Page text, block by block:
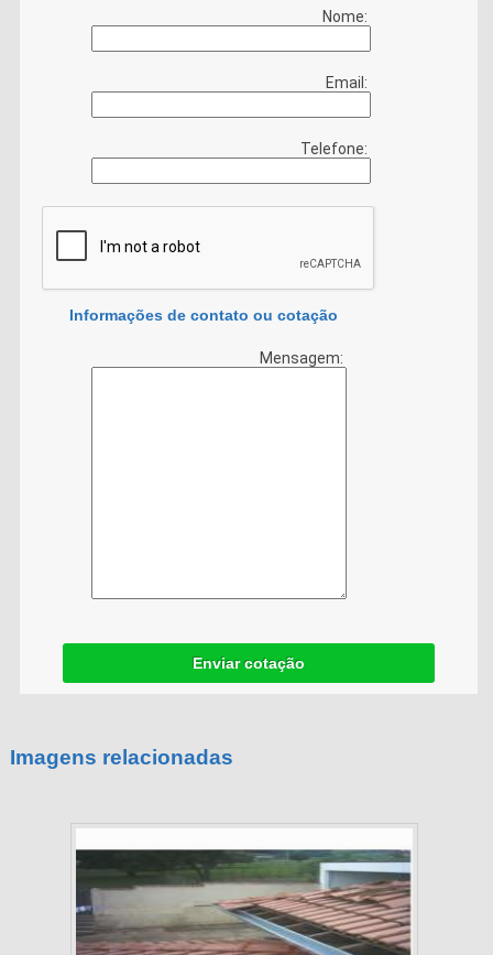
Nome:
Email:
Telefone:
Informações de contato ou cotação
Mensagem:
Enviar cotação
Imagens relacionadas